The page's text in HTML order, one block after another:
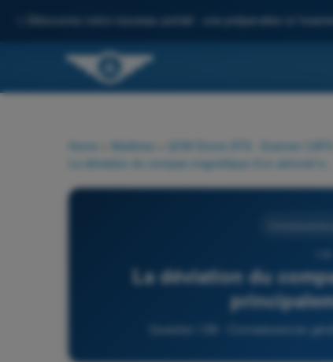
Découvrez notre nouveau portail : une préparation à
Home Matières QCM Drone STS - Examen CATS
La déviation du
Question 138 - Connaissances